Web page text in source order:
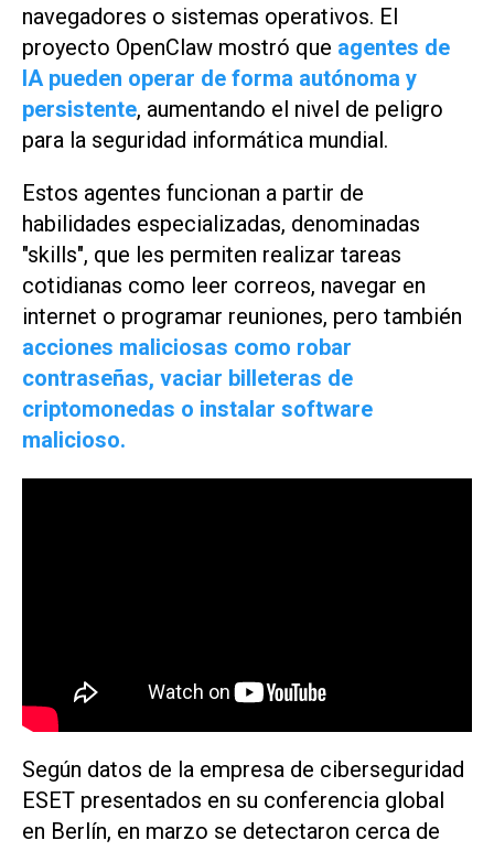
navegadores o sistemas operativos. El
proyecto OpenClaw mostró que agentes de
IA pueden operar de forma autónoma y
persistente, aumentando el nivel de peligro
para la seguridad informática mundial.
Estos agentes funcionan a partir de
habilidades especializadas, denominadas
"skills", que les permiten realizar tareas
cotidianas como leer correos, navegar en
internet o programar reuniones, pero también
acciones maliciosas como robar
contraseñas, vaciar billeteras de
criptomonedas o instalar software
malicioso.
Según datos de la empresa de ciberseguridad
ESET presentados en su conferencia global
en Berlín, en marzo se detectaron cerca de